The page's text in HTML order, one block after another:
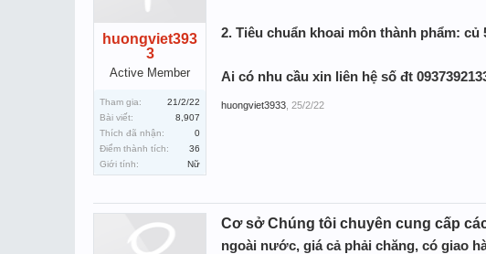
huongviet393
3
Active Member
Tham gia:
21/2/22
Bài viết:
8,907
Thích đã nhận:
0
Điểm thành tích:
36
Giới tính:
Nữ
2. Tiêu chuẩn khoai môn thành phẩm:
Ai có nhu cầu xin liên hệ số đt
huongviet3933 25/2/22
Cơ sở Chúng tôi chuyên cung cấp
ngoài nước, giá cả phải chăng, có giao